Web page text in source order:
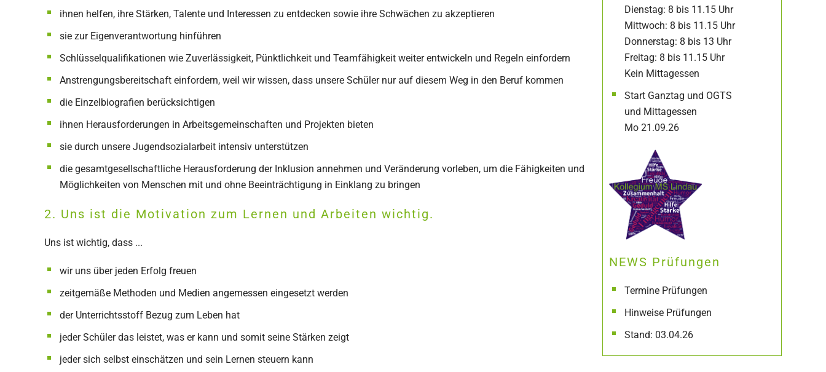
ihnen helfen, ihre Stärken, Talente und Interessen zu entdecken sowie ihre Schwächen zu akzeptieren
sie zur Eigenverantwortung hinführen
Schlüsselqualifikationen wie Zuverlässigkeit, Pünktlichkeit und Teamfähigkeit weiter entwickeln und Regeln einfordern
Anstrengungsbereitschaft einfordern, weil wir wissen, dass unsere Schüler nur auf diesem Weg in den Beruf kommen
die Einzelbiografien berücksichtigen
ihnen Herausforderungen in Arbeitsgemeinschaften und Projekten bieten
sie durch unsere Jugendsozialarbeit intensiv unterstützen
die gesamtgesellschaftliche Herausforderung der Inklusion annehmen und Veränderung vorleben, um die Fähigkeiten und
Möglichkeiten von Menschen mit und ohne Beeinträchtigung in Einklang zu bringen
2. Uns ist die Motivation zum Lernen und Arbeiten wichtig.
Uns ist wichtig, dass ...
wir uns über jeden Erfolg freuen
zeitgemäße Methoden und Medien angemessen eingesetzt werden
der Unterrichtsstoff Bezug zum Leben hat
jeder Schüler das leistet, was er kann und somit seine Stärken zeigt
jeder sich selbst einschätzen und sein Lernen steuern kann
Dienstag: 8 bis 11.15 Uhr
Mittwoch: 8 bis 11.15 Uhr
Donnerstag: 8 bis 13 Uhr
Freitag: 8 bis 11.15 Uhr
Kein Mittagessen
Start Ganztag und OGTS
und Mittagessen
Mo 21.09.26
NEWS Prüfungen
Termine Prüfungen
Hinweise Prüfungen
Stand: 03.04.26